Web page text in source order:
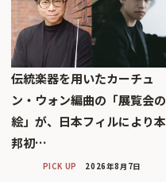
伝統楽器を用いたカーチュ
ン・ウォン編曲の「展覧会の
絵」が、日本フィルにより本
邦初…
PICK UP 2026年8月7日